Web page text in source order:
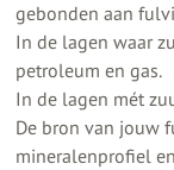
gebonden aan
In de lagen waar
petroleum en gas.
In de lagen mét
De bron van jouw
mineralenprofiel